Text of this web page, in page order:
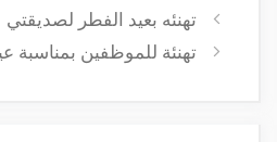
تهنئه بعيد الفطر لصديقتي
تهنئة للموظفين بمناسبة